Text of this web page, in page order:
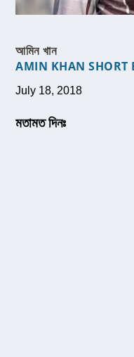
আমিন খান
AMIN KHAN SHORT
July 18, 2018
মতামত দিনঃ